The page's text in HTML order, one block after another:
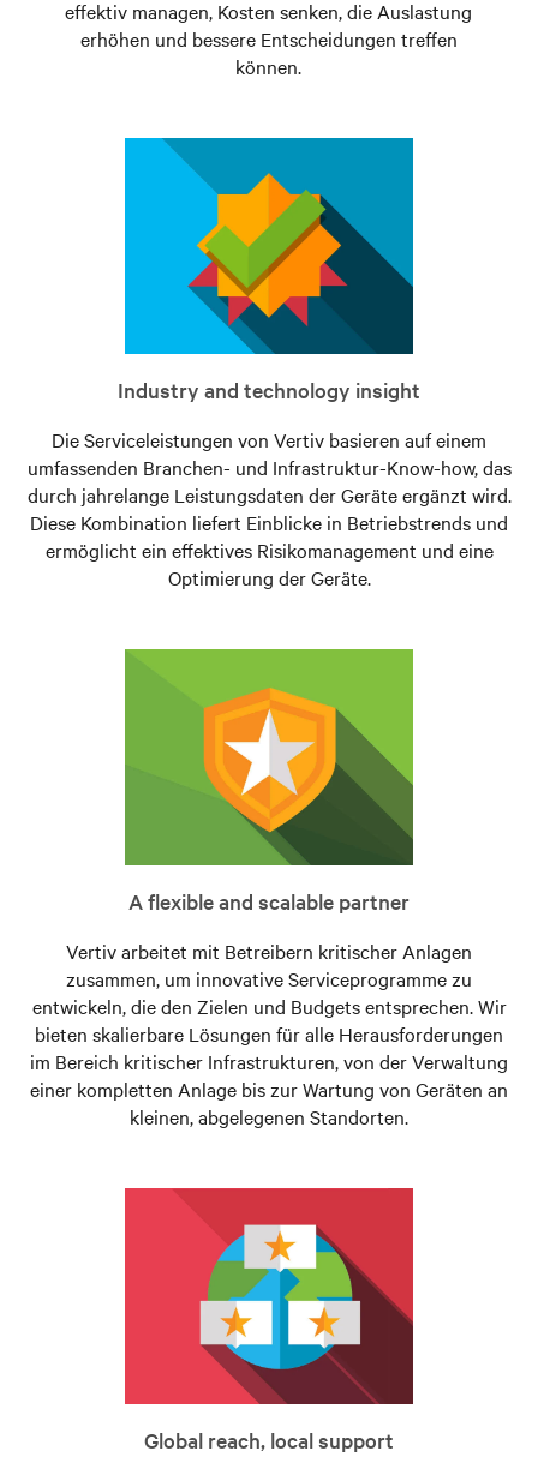
effektiv managen, Kosten senken, die Auslastung
erhöhen und bessere Entscheidungen treffen
können.
Industry and technology insight
Die Serviceleistungen von Vertiv basieren auf einem
umfassenden Branchen- und Infrastruktur-Know-how, das
durch jahrelange Leistungsdaten der Geräte ergänzt wird.
Diese Kombination liefert Einblicke in Betriebstrends und
ermöglicht ein effektives Risikomanagement und eine
Optimierung der Geräte.
A flexible and scalable partner
Vertiv arbeitet mit Betreibern kritischer Anlagen
zusammen, um innovative Serviceprogramme zu
entwickeln, die den Zielen und Budgets entsprechen. Wir
bieten skalierbare Lösungen für alle Herausforderungen
im Bereich kritischer Infrastrukturen, von der Verwaltung
einer kompletten Anlage bis zur Wartung von Geräten an
kleinen, abgelegenen Standorten.
Global reach, local support